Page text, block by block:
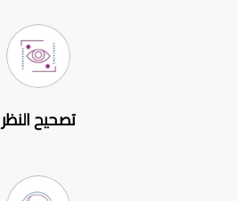
تصحيح النظر